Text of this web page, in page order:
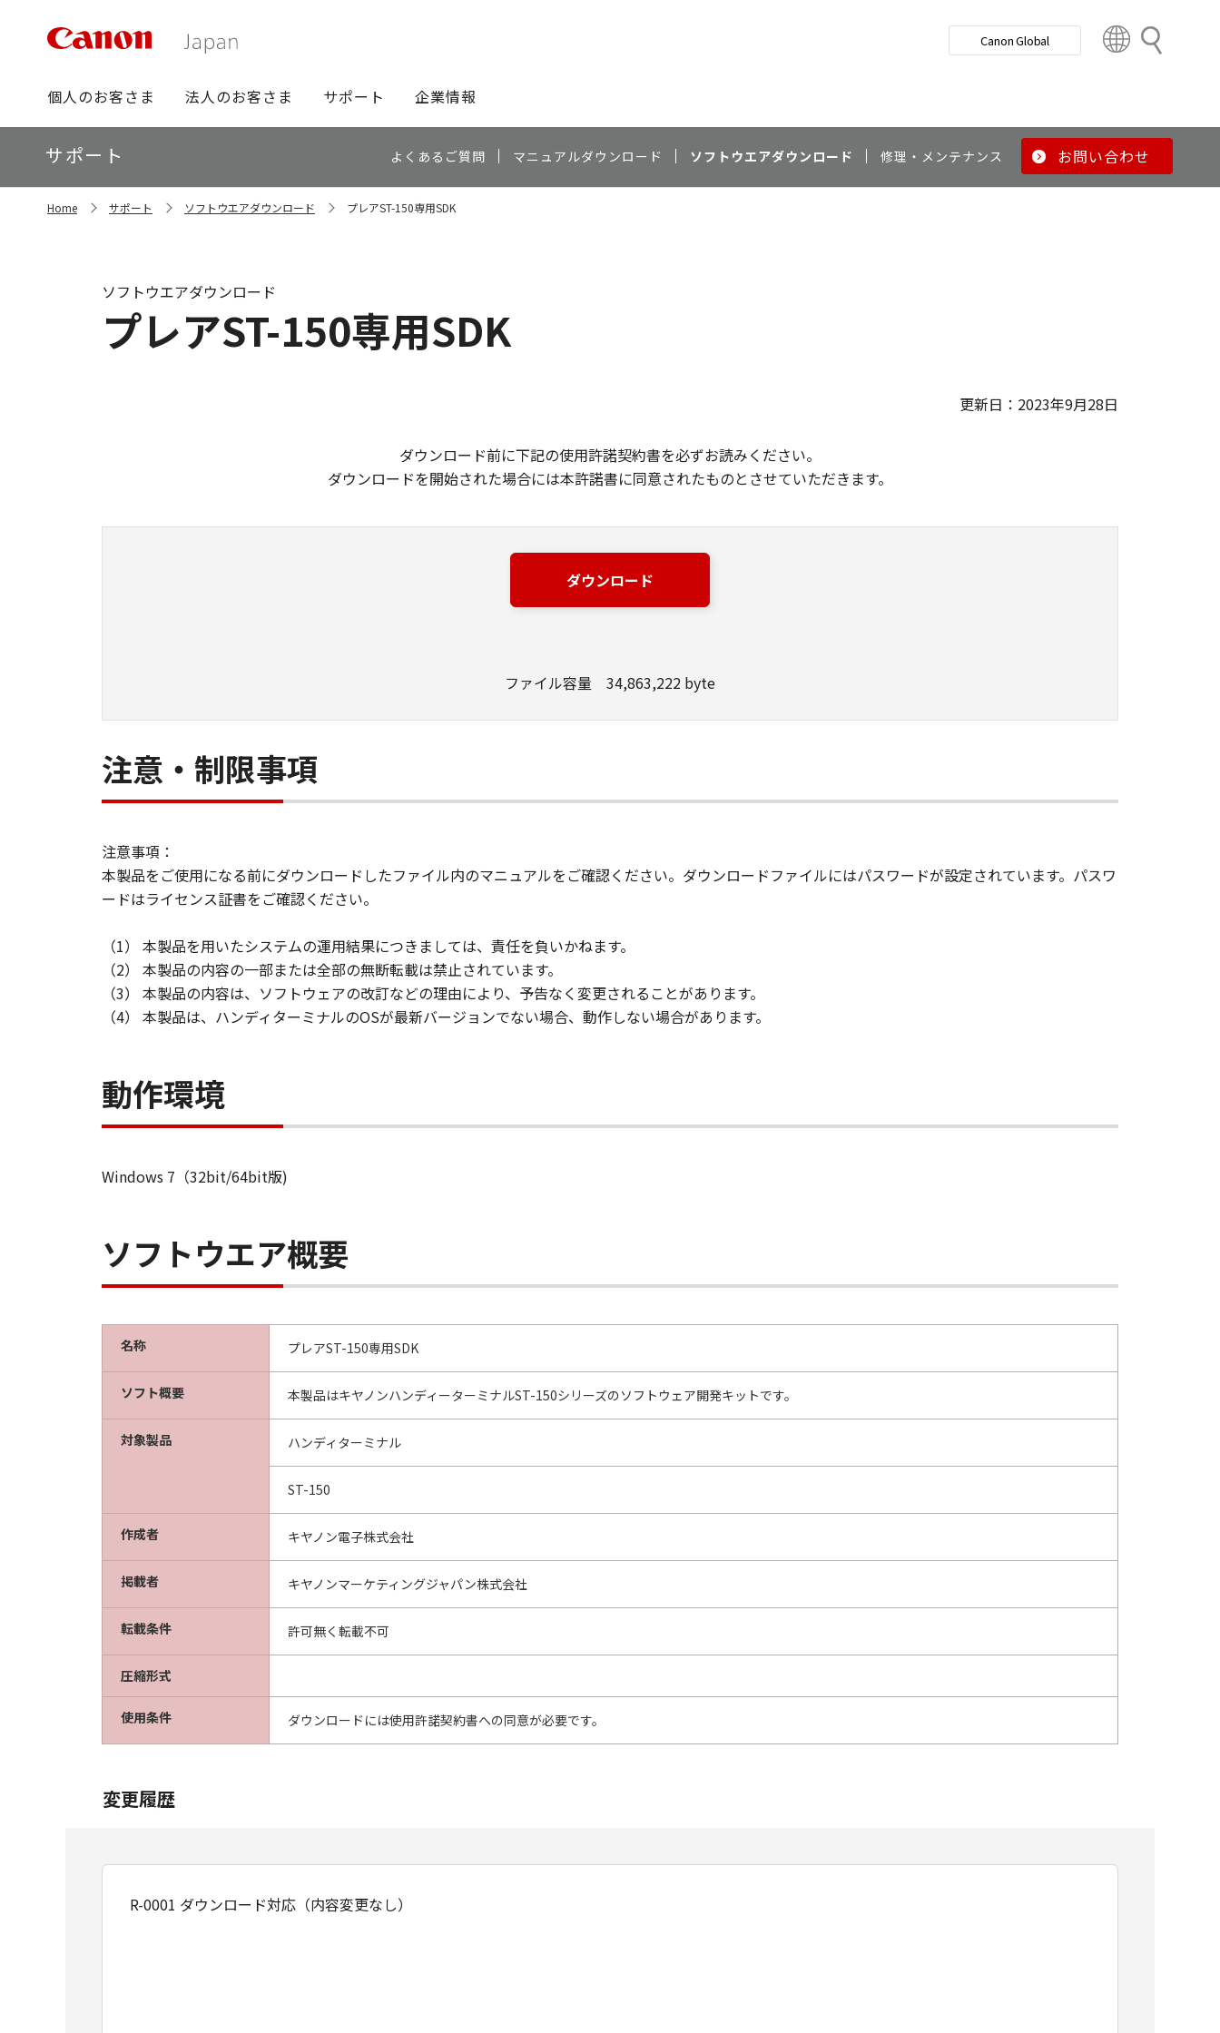
検
グ
ロ
ー
バ
ビ
個人のお客さま 法人のお客さま サポート 企業情報
Canon Global
t
y
ロ
ー
カ
ル
サポート よくあるご質問 マニュアルダウンロード ソフトウエアダウンロード 修理・メンテナンス お問い合わせ
Home サポート ソフトウエアダウンロード プレアST-150専用SDK
プレアST-150専用SDK
ソフトウエアダウンロード
更新日：2023年9月28日
ダウンロード前に下記の使用許諾契約書を必ずお読みください。
ダウンロードを開始された場合には本許諾書に同意されたものとさせていただきます。
ダウンロード
ファイル容量 34,863,222 byte
注意・制限事項
注意事項：
本製品をご使用になる前にダウンロードしたファイル内のマニュアルをご確認ください。ダウンロードファイルにはパスワードが設定されています。パスワ
ードはライセンス証書をご確認ください。
（1） 本製品を用いたシステムの運用結果につきましては、責任を負いかねます。
（2） 本製品の内容の一部または全部の無断転載は禁止されています。
（3） 本製品の内容は、ソフトウェアの改訂などの理由により、予告なく変更されることがあります。
（4） 本製品は、ハンディターミナルのOSが最新バージョンでない場合、動作しない場合があります。
動作環境
Windows 7（32bit/64bit版)
ソフトウエア概要
名称 プレアST-150専用SDK
ソフト概要 本製品はキヤノンハンディーターミナルST-150シリーズのソフトウェア開発キットです。
対象製品 ハンディターミナル
ST-150
作成者 キヤノン電子株式会社
掲載者 キヤノンマーケティングジャパン株式会社
転載条件 許可無く転載不可
圧縮形式
使用条件 ダウンロードには使用許諾契約書への同意が必要です。
変更履歴
R-0001 ダウンロード対応（内容変更なし）